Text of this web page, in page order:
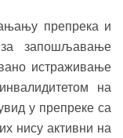
препрека и
запошљавање
истраживање
на
у препреке са
нису активни на